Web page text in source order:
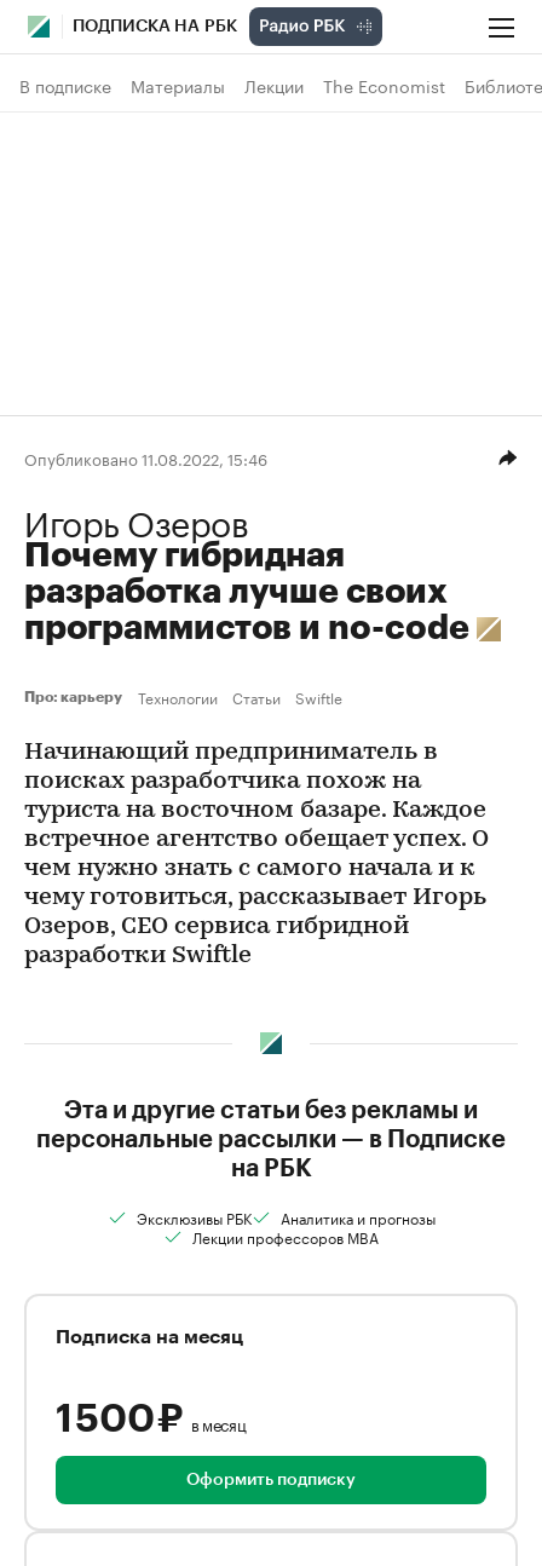
ПОДПИСКА НА РБК
В подписке Материалы Лекции The Economist
Опубликовано 11.08.2022, 15:46
Игорь Озеров
Почему гибридная
разработка лучше своих
программистов и no-code
Про: карьеру Технологии Статьи Swiftle
Начинающий предприниматель в
поисках разработчика похож на
туриста на восточном базаре. Каждое
встречное агентство обещает успех. О
чем нужно знать с самого начала и к
чему готовиться, рассказывает Игорь
Озеров, CEO сервиса гибридной
разработки Swiftle
Эта и другие статьи без рекламы и
персональные рассылки — в Подписке
на РБК
Эксклюзивы РБК
Аналитика и прогнозы
Лекции профессоров MBA
Подписка на месяц
1 500 ₽ в месяц
Оформить подписку